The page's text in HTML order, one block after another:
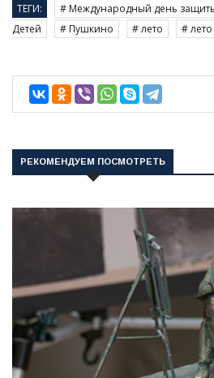
ТЕГИ: # Международный день
Детей
# Пушкино # лето #
РЕКОМЕНДУЕМ ПОСМОТРЕТЬ